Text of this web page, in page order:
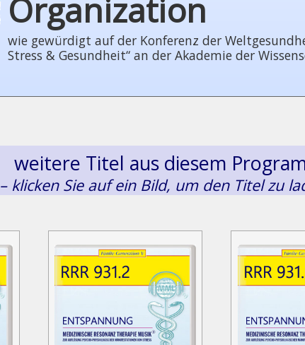
Organization
wie gewürdigt auf der Konferenz der
Stress & Gesundheit“ an der Akademie der
weitere Titel aus diesem
– klicken Sie auf ein Bild, um den Titel zu